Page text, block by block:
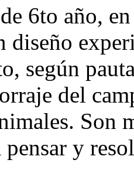
6to año,
diseño
según
del
Son
y